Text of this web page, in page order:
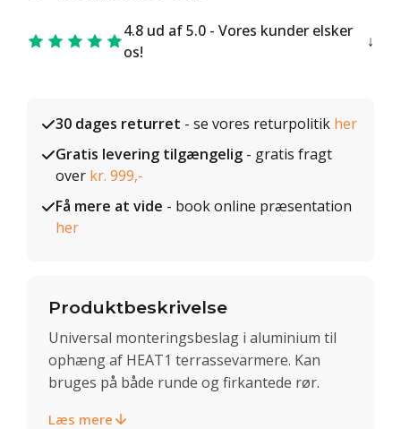
4.8 ud af 5.0 - Vores kunder elsker
os!
30 dages returret - se vores returpolitik her
Gratis levering tilgængelig - gratis fragt
over kr. 999,-
Få mere at vide - book online præsentation
her
Produktbeskrivelse
Universal monteringsbeslag i aluminium til
ophæng af HEAT1 terrassevarmere. Kan
bruges på både runde og firkantede rør.
Læs mere